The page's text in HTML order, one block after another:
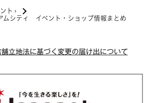
ト ›
アムシティ イベント・ショップ情報まとめ
立地法に基づく変更の届け出について